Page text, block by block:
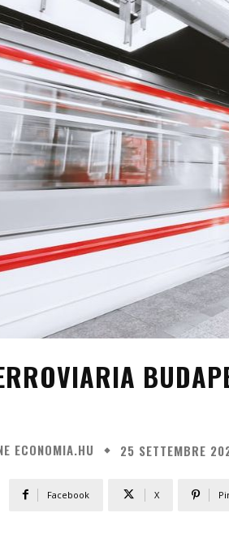
ECONOMIA.HU 25 SETTEMBRE
Facebook X